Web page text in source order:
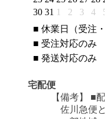
30 31 1 2 3 4
■ 休業日（受注
■ 受注対応のみ
■ 発送対応のみ
宅配便
【備考】
■
佐川急便と